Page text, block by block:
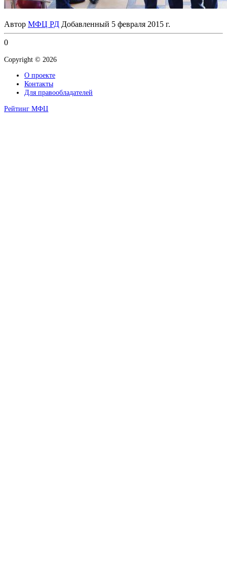
Автор МФЦ РД Добавленный 5 февраля 2015 г.
0
Copyright © 2026
О проекте
Контакты
Для правообладателей
Рейтинг МФЦ